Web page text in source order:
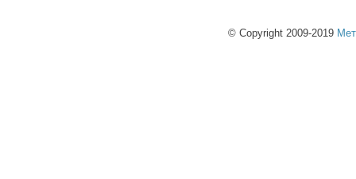
© Copyright 2009-2019